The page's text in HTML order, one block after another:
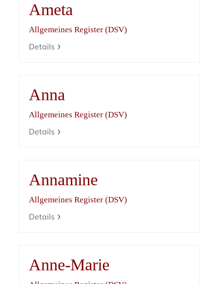
Ameta
Allgemeines Register (DSV)
Details
Anna
Allgemeines Register (DSV)
Details
Annamine
Allgemeines Register (DSV)
Details
Anne-Marie